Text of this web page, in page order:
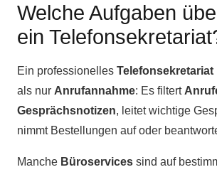
Welche Aufgaben
ein
Ein professionelles Telefonsekretariat
als nur Anrufannahme: Es filtert
Gesprächsnotizen, leitet wichtige
nimmt Bestellungen auf oder
Manche Büroservices sind auf